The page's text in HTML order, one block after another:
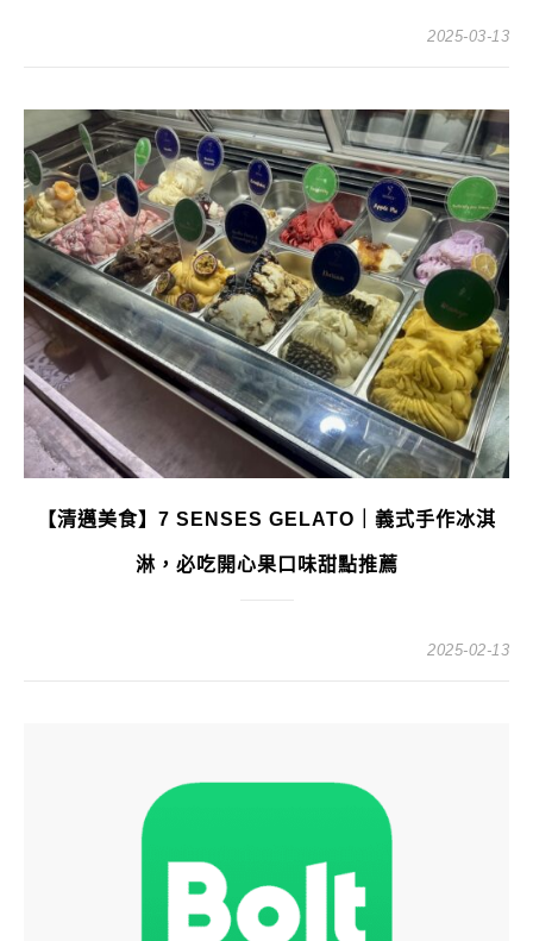
2025-03-13
【清邁美食】7 SENSES GELATO｜義式手作冰淇
淋，必吃開心果口味甜點推薦
2025-02-13